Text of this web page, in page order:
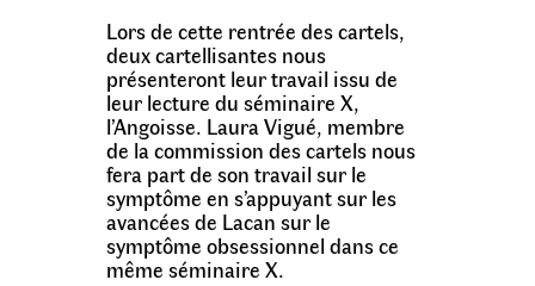
Lors de cette rentrée des cartels,
deux cartellisantes nous
présenteront leur travail issu de
leur lecture du séminaire X,
l’Angoisse. Laura Vigué, membre
de la commission des cartels nous
fera part de son travail sur le
symptôme en s’appuyant sur les
avancées de Lacan sur le
symptôme obsessionnel dans ce
même séminaire X.